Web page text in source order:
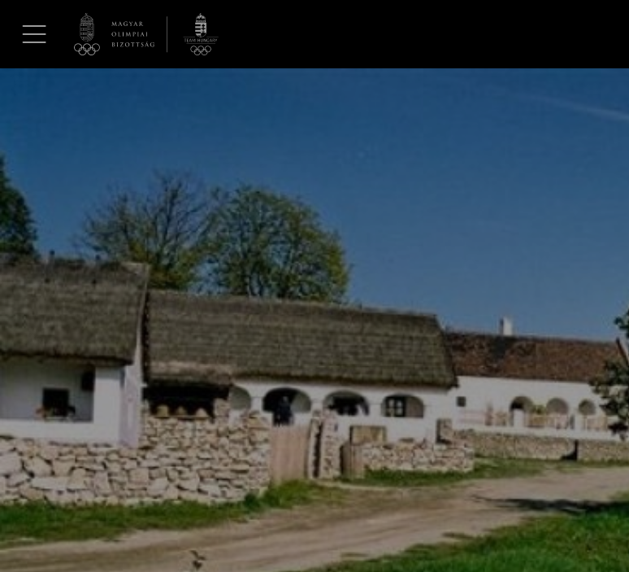
Dakar 2026
Los Angeles 2028
Kettőskarrier-program
NOB
Társszervezetek
OVEP
Adatbank